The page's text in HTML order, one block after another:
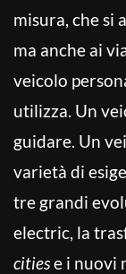
misura, che si
ma anche ai
veicolo
utilizza. Un
guidare. Un
varietà di
tre grandi
electric, la
citiese i nuovi